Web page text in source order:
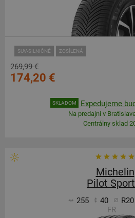
SUV-SILNIČNÉ ZOSÍLENÁ
269,99 €
174,20 €
SKLADOM Expedujeme
Na predajni v
Centrálny sklad
Michelin
Pilot
255 40 R20
FR